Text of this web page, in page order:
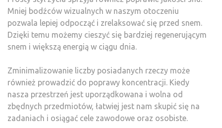
Mniej bodźców wizualnych w naszym otoczeniu
pozwala lepiej odpocząć i zrelaksować się przed snem.
Dzięki temu możemy cieszyć się bardziej regenerującym
snem i większą energią w ciągu dnia.
Zminimalizowanie liczby posiadanych rzeczy może
również prowadzić do poprawy koncentracji. Kiedy
nasza przestrzeń jest uporządkowana i wolna od
zbędnych przedmiotów, łatwiej jest nam skupić się na
zadaniach i osiągać cele zawodowe oraz osobiste.